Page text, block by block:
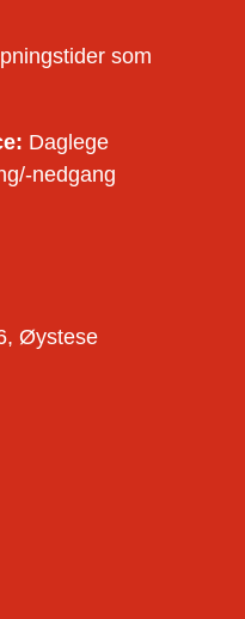
som
Daglege
nedgang
Øystese